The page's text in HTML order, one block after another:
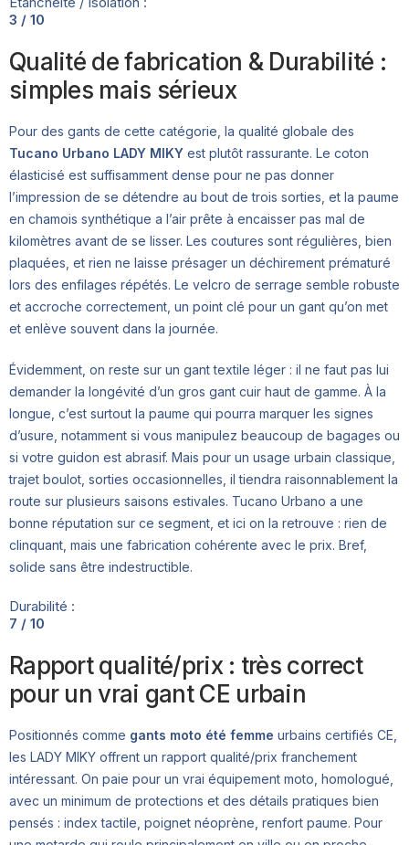
3 / 10
Qualité de fabrication & Durabilité :
simples mais sérieux
Pour des gants de cette catégorie, la qualité globale des
Tucano Urbano LADY MIKY est plutôt rassurante. Le coton
élasticisé est suffisamment dense pour ne pas donner
l’impression de se détendre au bout de trois sorties, et la paume
en chamois synthétique a l’air prête à encaisser pas mal de
kilomètres avant de se lisser. Les coutures sont régulières, bien
plaquées, et rien ne laisse présager un déchirement prématuré
lors des enfilages répétés. Le velcro de serrage semble robuste
et accroche correctement, un point clé pour un gant qu’on met
et enlève souvent dans la journée.
Évidemment, on reste sur un gant textile léger : il ne faut pas lui
demander la longévité d’un gros gant cuir haut de gamme. À la
longue, c’est surtout la paume qui pourra marquer les signes
d’usure, notamment si vous manipulez beaucoup de bagages ou
si votre guidon est abrasif. Mais pour un usage urbain classique,
trajet boulot, sorties occasionnelles, il tiendra raisonnablement la
route sur plusieurs saisons estivales. Tucano Urbano a une
bonne réputation sur ce segment, et ici on la retrouve : rien de
clinquant, mais une fabrication cohérente avec le prix. Bref,
solide sans être indestructible.
Durabilité :
7 / 10
Rapport qualité/prix : très correct
pour un vrai gant CE urbain
Positionnés comme gants moto été femme urbains certifiés CE,
les LADY MIKY offrent un rapport qualité/prix franchement
intéressant. On paie pour un vrai équipement moto, homologué,
avec un minimum de protections et des détails pratiques bien
pensés : index tactile, poignet néoprène, renfort paume. Pour